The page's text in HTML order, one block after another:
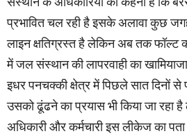
प्रभावित चल रही है इसके अलावा कुछ
लाइन क्षतिग्रस्त है लेकिन अब तक फॉल्ट
में जल संस्थान की लापरवाही का
इधर पनचक्की क्षेत्र में पिछले सात दिनों से
उसको ढूंढने का प्रयास भी किया जा रहा
अधिकारी और कर्मचारी इस लीकेज का